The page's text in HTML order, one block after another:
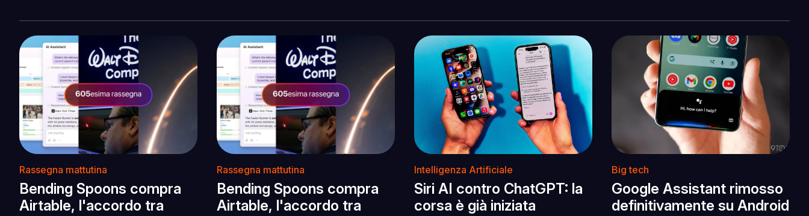
Rassegna mattutina
Bending Spoons compra
Airtable, l'accordo tra
Rassegna mattutina
Bending Spoons compra
Airtable, l'accordo tra
Intelligenza Artificiale
Siri AI contro ChatGPT: la
corsa è già iniziata
Big tech
Google Assistant rimosso
definitivamente su Android